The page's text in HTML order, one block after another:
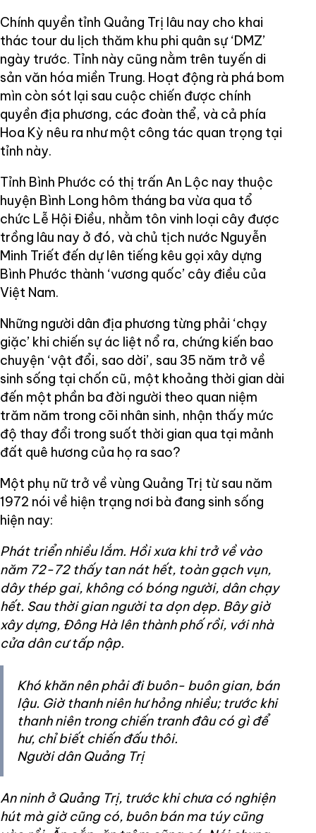
Chính quyền tỉnh Quảng Trị lâu nay cho khai
thác tour du lịch thăm khu phi quân sự ‘DMZ’
ngày trước. Tỉnh này cũng nằm trên tuyến di
sản văn hóa miền Trung. Hoạt động rà phá bom
mìn còn sót lại sau cuộc chiến được chính
quyền địa phương, các đoàn thể, và cả phía
Hoa Kỳ nêu ra như một công tác quan trọng tại
tỉnh này.
Tỉnh Bình Phước có thị trấn An Lộc nay thuộc
huyện Bình Long hôm tháng ba vừa qua tổ
chức Lễ Hội Điều, nhằm tôn vinh loại cây được
trồng lâu nay ở đó, và chủ tịch nước Nguyễn
Minh Triết đến dự lên tiếng kêu gọi xây dựng
Bình Phước thành ‘vương quốc’ cây điều của
Việt Nam.
Những người dân địa phương từng phải ‘chạy
giặc’ khi chiến sự ác liệt nổ ra, chứng kiến bao
chuyện ‘vật đổi, sao dời’, sau 35 năm trở về
sinh sống tại chốn cũ, một khoảng thời gian dài
đến một phần ba đời người theo quan niệm
trăm năm trong cõi nhân sinh, nhận thấy mức
độ thay đổi trong suốt thời gian qua tại mảnh
đất quê hương của họ ra sao?
Một phụ nữ trở về vùng Quảng Trị từ sau năm
1972 nói về hiện trạng nơi bà đang sinh sống
hiện nay:
Phát triển nhiều lắm. Hồi xưa khi trở về vào
năm 72-72 thấy tan nát hết, toàn gạch vụn,
dây thép gai, không có bóng người, dân chạy
hết. Sau thời gian người ta dọn dẹp. Bây giờ
xây dựng, Đông Hà lên thành phố rồi, với nhà
cửa dân cư tấp nập.
Khó khăn nên phải đi buôn- buôn gian, bán
lậu. Giờ thanh niên hư hỏng nhiều; trước khi
thanh niên trong chiến tranh đâu có gì để
hư, chỉ biết chiến đấu thôi.
Người dân Quảng Trị
An ninh ở Quảng Trị, trước khi chưa có nghiện
hút mà giờ cũng có, buôn bán ma túy cũng